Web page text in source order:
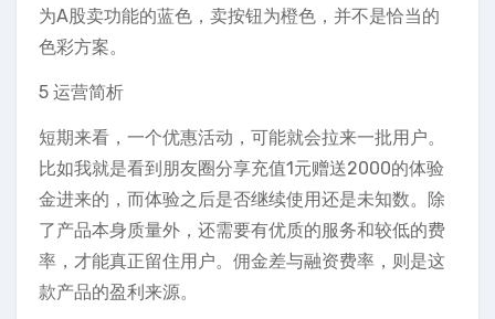
为A股卖功能的蓝色，卖按钮为橙色，并不是恰当的
色彩方案。
5 运营简析
短期来看，一个优惠活动，可能就会拉来一批用户。
比如我就是看到朋友圈分享充值1元赠送2000的体验
金进来的，而体验之后是否继续使用还是未知数。除
了产品本身质量外，还需要有优质的服务和较低的费
率，才能真正留住用户。佣金差与融资费率，则是这
款产品的盈利来源。